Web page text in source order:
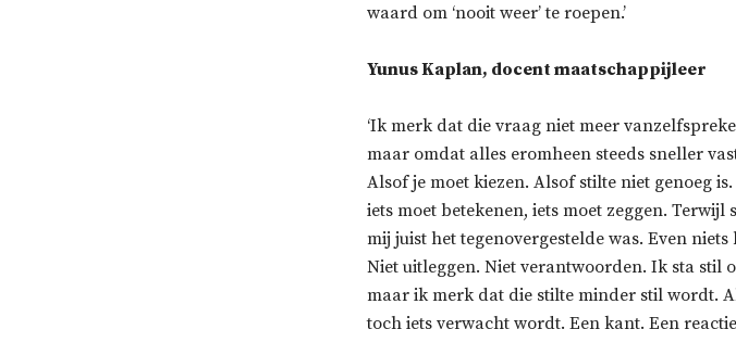
waard om ‘nooit weer’ te roepen.’
Yunus Kaplan, docent maatschappijleer
‘Ik merk dat die vraag niet meer
maar omdat alles eromheen steeds sneller
Alsof je moet kiezen. Alsof stilte niet genoeg
iets moet betekenen, iets moet zeggen. Terwijl
mij juist het tegenovergestelde was. Even niets
Niet uitleggen. Niet verantwoorden. Ik sta stil
maar ik merk dat die stilte minder stil wordt.
toch iets verwacht wordt. Een kant. Een